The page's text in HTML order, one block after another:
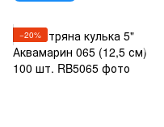
−20%